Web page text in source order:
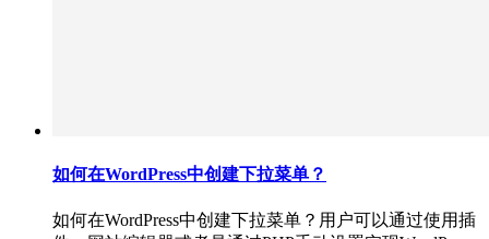
如何在WordPress中创建下拉菜单？
如何在WordPress中创建下拉菜单？用户可以通过使用插